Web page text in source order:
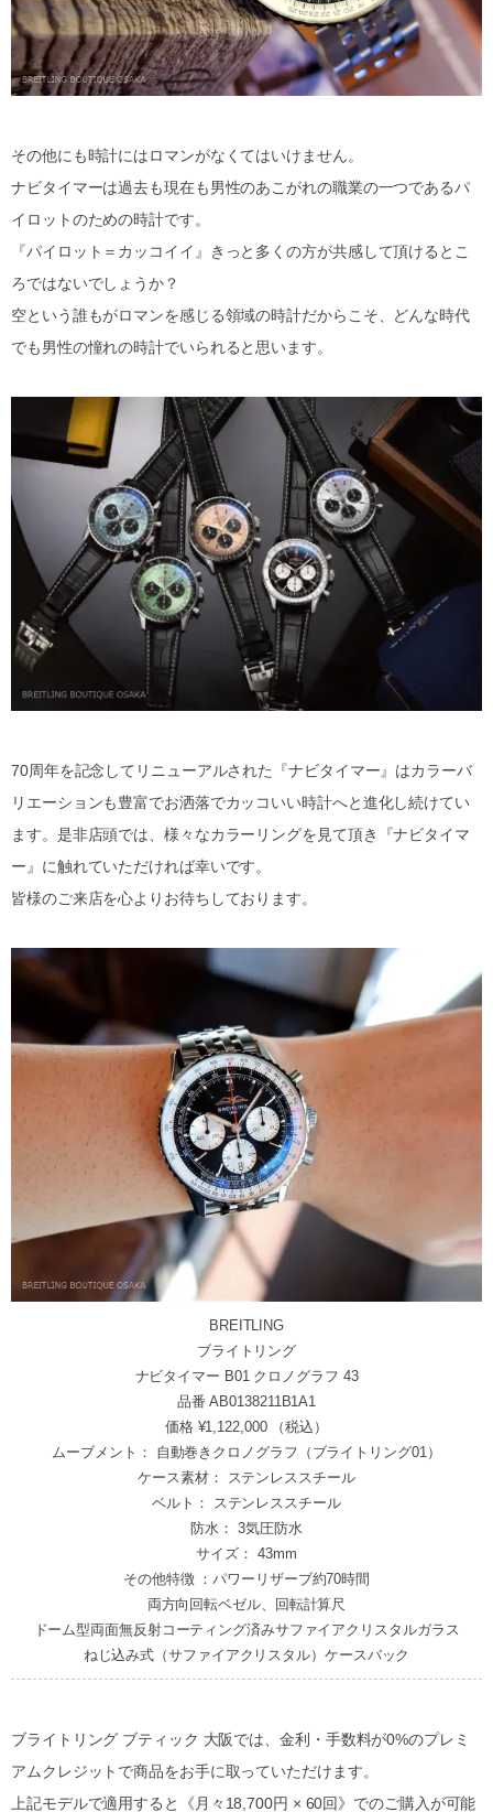
その他にも時計にはロマンがなくてはいけません。
ナビタイマーは過去も現在も男性のあこがれの職業の一つであるパ
イロットのための時計です。
『パイロット＝カッコイイ』きっと多くの方が共感して頂けるとこ
ろではないでしょうか？
空という誰もがロマンを感じる領域の時計だからこそ、どんな時代
でも男性の憧れの時計でいられると思います。
70周年を記念してリニューアルされた『ナビタイマー』はカラーバ
リエーションも豊富でお洒落でカッコいい時計へと進化し続けてい
ます。是非店頭では、様々なカラーリングを見て頂き『ナビタイマ
ー』に触れていただければ幸いです。
皆様のご来店を心よりお待ちしております。
BREITLING
ブライトリング
ナビタイマー B01 クロノグラフ 43
品番 AB0138211B1A1
価格 ¥1,122,000 （税込）
ムーブメント： 自動巻きクロノグラフ（ブライトリング01）
ケース素材： ステンレススチール
ベルト： ステンレススチール
防水： 3気圧防水
サイズ： 43mm
その他特徴 ：パワーリザーブ約70時間
両方向回転ベゼル、回転計算尺
ドーム型両面無反射コーティング済みサファイアクリスタルガラス
ねじ込み式（サファイアクリスタル）ケースバック
ブライトリング ブティック 大阪では、金利・手数料が0%のプレミ
アムクレジットで商品をお手に取っていただけます。
上記モデルで適用すると《月々18,700円 × 60回》でのご購入が可能